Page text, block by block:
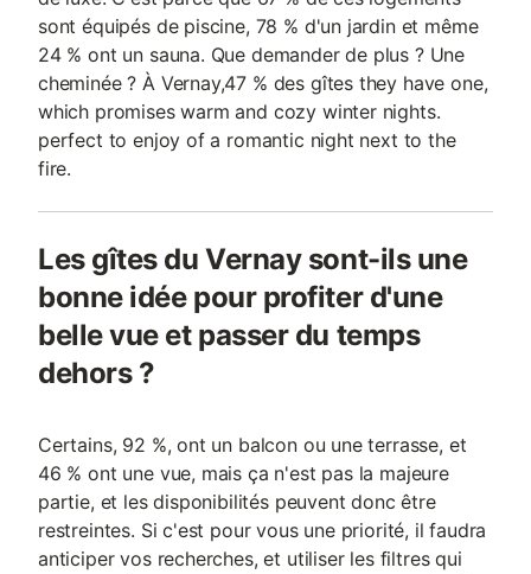
sont équipés de piscine, 78 % d'un jardin et même
24 % ont un sauna. Que demander de plus ? Une
cheminée ? À Vernay,47 % des gîtes they have one,
which promises warm and cozy winter nights.
perfect to enjoy of a romantic night next to the
fire.
Les gîtes du Vernay sont-ils une
bonne idée pour profiter d'une
belle vue et passer du temps
dehors ?
Certains, 92 %, ont un balcon ou une terrasse, et
46 % ont une vue, mais ça n'est pas la majeure
partie, et les disponibilités peuvent donc être
restreintes. Si c'est pour vous une priorité, il faudra
anticiper vos recherches, et utiliser les filtres qui